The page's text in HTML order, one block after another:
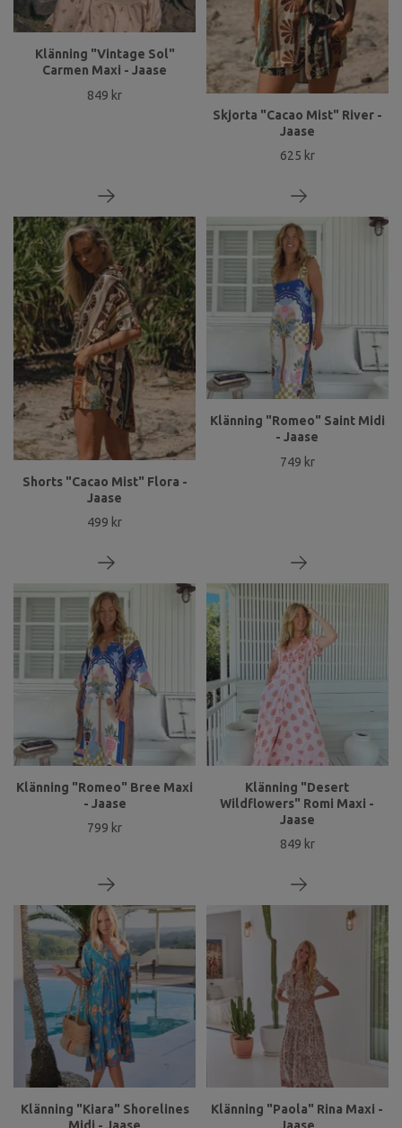
Klänning "Vintage Sol"
Carmen Maxi - Jaase
849 kr
Skjorta "Cacao Mist" River -
Jaase
625 kr
Shorts "Cacao Mist" Flora -
Jaase
499 kr
Klänning "Romeo" Saint Midi
- Jaase
749 kr
Klänning "Romeo" Bree Maxi
- Jaase
799 kr
Klänning "Desert
Wildflowers" Romi Maxi -
Jaase
849 kr
Klänning "Kiara" Shorelines
Klänning "Paola" Rina Maxi -